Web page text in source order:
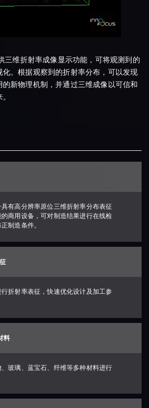
三维折射率成像显示功能，可将观测到的
。根据观察到的折射率分布，可以发现
新物理机制，并通过三维成像以可信和
有高分辨率原位三维折射率分布表征
商用设备，可对制造结果进行在线检
制造条件。
折射率表征，快速优化设计及加工参
料
玻璃、蓝宝石、纤维等多种材料进行